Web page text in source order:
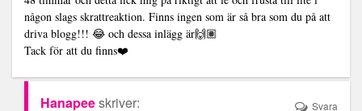
någon slags skrattreaktion. Finns ingen som är så bra som du på att
driva blogg!!! 😂 och dessa inlägg är🙌🏽
Tack för att du finns❤️
Hanapeeskriver: Svara